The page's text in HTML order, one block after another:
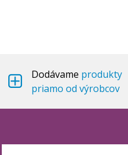
Dodávame produkty
priamo od výrobcov